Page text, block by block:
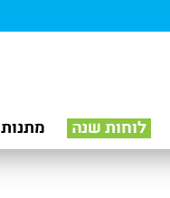
לוחות שנה מתנות